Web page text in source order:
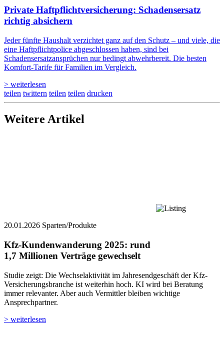
Private Haftpflicht­versicherung: Schadensersatz
richtig absichern
Jeder fünfte Haushalt verzichtet ganz auf den Schutz – und viele, die
eine Haftpflichtpolice abgeschlossen haben, sind bei
Schadensersatzansprüchen nur bedingt abwehrbereit. Die besten
Komfort-Tarife für Familien im Vergleich.
> weiterlesen
teilen twittern teilen teilen drucken
Weitere Artikel
20.01.2026 Sparten/Produkte
Kfz-Kundenwanderung 2025: ­rund
1,7 Millionen Verträge gewechselt
Studie zeigt: Die Wechselaktivität im Jahresendgeschäft der Kfz-
Versicherungsbranche ist weiterhin hoch. KI wird bei Beratung
immer relevanter. Aber auch Vermittler bleiben wichtige
Ansprechpartner.
> weiterlesen